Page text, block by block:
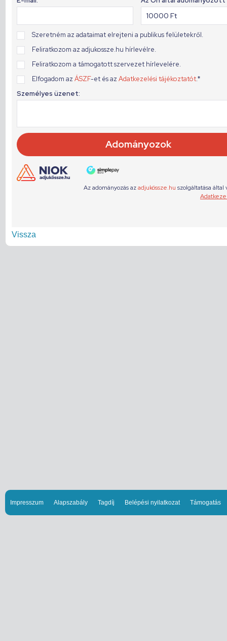
Vissza
Impresszum Alapszabály Tagdíj Belépési nyilatkozat Támogatás